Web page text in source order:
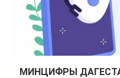
МИНЦИФРЫ